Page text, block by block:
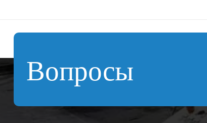
Вопросы